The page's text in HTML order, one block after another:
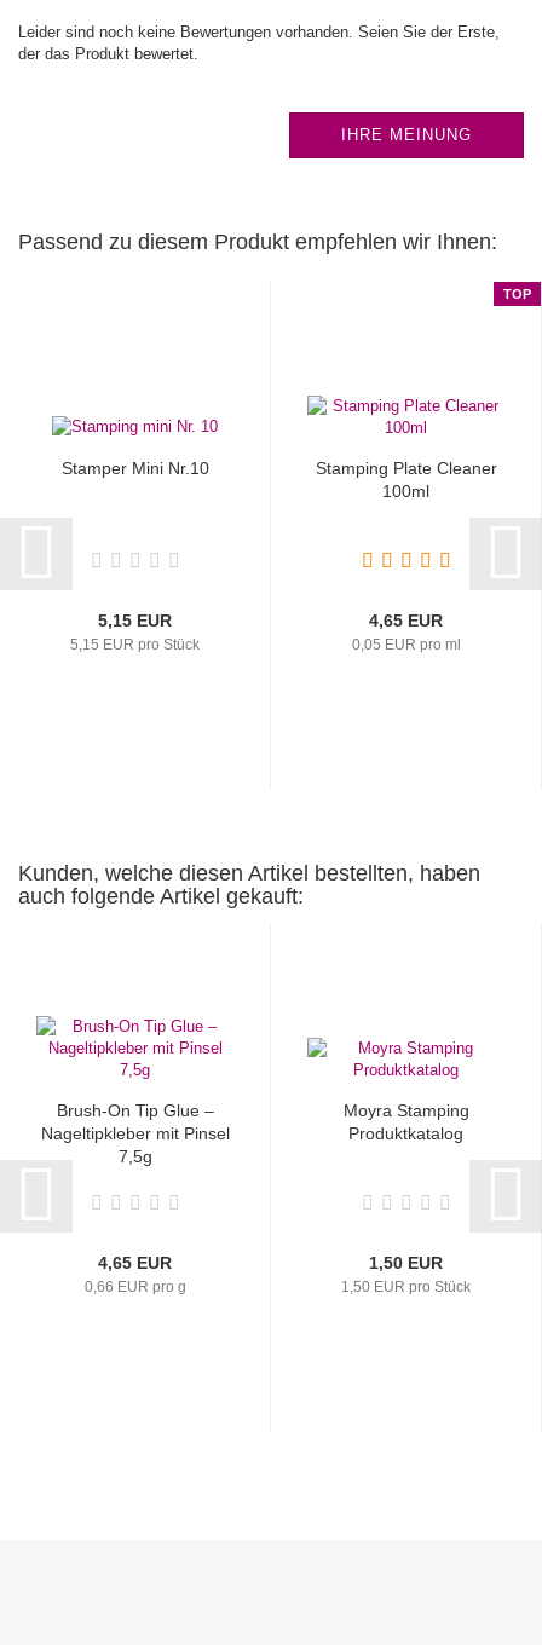
Leider sind noch keine Bewertungen vorhanden. Seien Sie der Erste,
der das Produkt bewertet.
IHRE MEINUNG
Passend zu diesem Produkt empfehlen wir Ihnen:
Stamper Mini Nr.10
5,15 EUR
5,15 EUR pro Stück
TOP
Stamping Plate Cleaner
100ml
4,65 EUR
0,05 EUR pro ml
Kunden, welche diesen Artikel bestellten, haben
auch folgende Artikel gekauft:
Brush-On Tip Glue –
Nageltipkleber mit Pinsel
7,5g
4,65 EUR
0,66 EUR pro g
Moyra Stamping
Produktkatalog
1,50 EUR
1,50 EUR pro Stück